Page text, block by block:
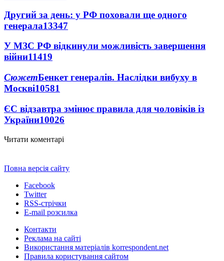
Другий за день: у РФ поховали ще одного
генерала13347
У МЗС РФ відкинули можливість завершення
війни11419
СюжетБенкет генералів. Наслідки вибуху в
Москві10581
ЄС відзавтра змінює правила для чоловіків із
України10026
Читати коментарі
Повна версія сайту
Facebook
Twitter
RSS-стрічки
E-mail розсилка
Контакти
Реклама на сайті
Використання матеріалів korrespondent.net
Правила користування сайтом